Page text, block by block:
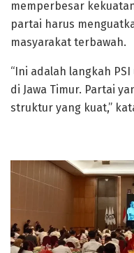
memperbesar
partai harus
masyarakat terbawah.
“Ini adalah langkah
di Jawa Timur. Partai
struktur yang kuat,”